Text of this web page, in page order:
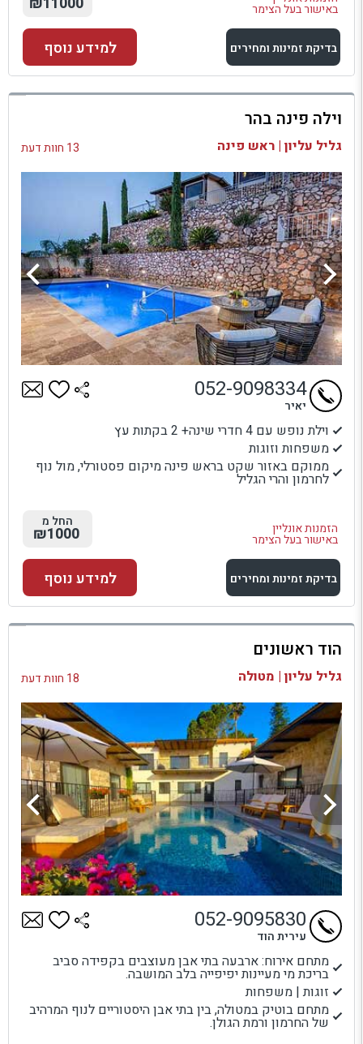
באישור בעל הצימר
בדיקת זמינות ומחירים
למתחם זה
בדיקת זמינות ומחירים
למידע נוסף
וילה פינה בהר
גליל עליון | ראש פינה 13 חוות דעת
וילת נופש עם 4 חדרי שינה+ 2 בקתות עץ
משפחות וזוגות
ממוקם באזור שקט בראש פינה מיקום פסטורלי, מול נוף
לחרמון והרי הגליל
הזמנות אונליין
באישור בעל הצימר
052-9098334
יאיר
החל מ
₪1000
בדיקת זמינות ומחירים
למתחם זה
בדיקת זמינות ומחירים
למידע נוסף
הוד ראשונים
גליל עליון | מטולה 18 חוות דעת
מתחם אירוח: ארבעה בתי אבן מעוצבים בקפידה סביב
בריכת מי מעיינות יפיפייה בלב המושבה.
זוגות | משפחות
מתחם בוטיק במטולה, בין בתי אבן היסטוריים לנוף המרהיב
של החרמון ורמת הגולן.
052-9095830
עירית הוד